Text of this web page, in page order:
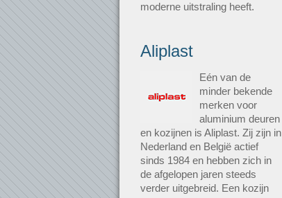
moderne uitstraling heeft.
Aliplast
Eén van de
minder bekende
merken voor
aluminium deuren
en kozijnen is Aliplast. Zij zijn in
Nederland en België actief
sinds 1984 en hebben zich in
de afgelopen jaren steeds
verder uitgebreid. Een kozijn